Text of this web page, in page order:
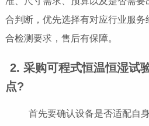
合判断，优先选择有对应行业服
合检测要求，售后有保障。
2. 采购可程式恒温恒湿试
点?
首先要确认设备是否适配自身